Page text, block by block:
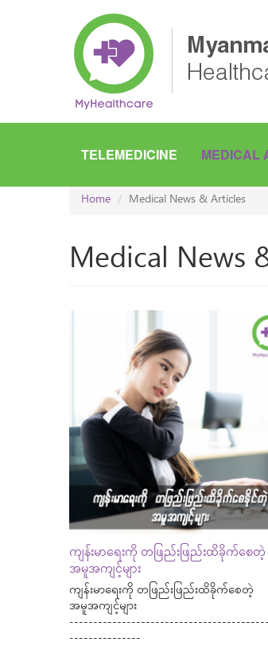
TELEMEDICINE MEDICAL
Home Medical News & Articles
Medical News
ကျန်းမာရေးကို တဖြည်းဖြည်းထိခိုက်စေတဲ့
အမူအကျင့်များ
ကျန်းမာရေးကို တဖြည်းဖြည်းထိခိုက်စေတဲ့
အမူအကျင့်များ
---------------